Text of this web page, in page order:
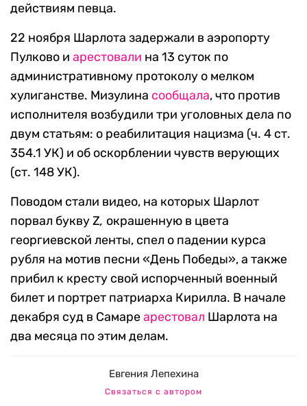
действиям певца.
22 ноября Шарлота задержали в аэропорту
Пулково и арестовали на 13 суток по
административному протоколу о мелком
хулиганстве. Мизулина сообщала, что против
исполнителя возбудили три уголовных дела по
двум статьям: о реабилитация нацизма (ч. 4 ст.
354.1 УК) и об оскорблении чувств верующих
(ст. 148 УК).
Поводом стали видео, на которых Шарлот
порвал букву Z, окрашенную в цвета
георгиевской ленты, спел о падении курса
рубля на мотив песни «День Победы», а также
прибил к кресту свой испорченный военный
билет и портрет патриарха Кирилла. В начале
декабря суд в Самареарестовал Шарлота на
два месяца по этим делам.
Евгения Лепехина
Связаться с автором